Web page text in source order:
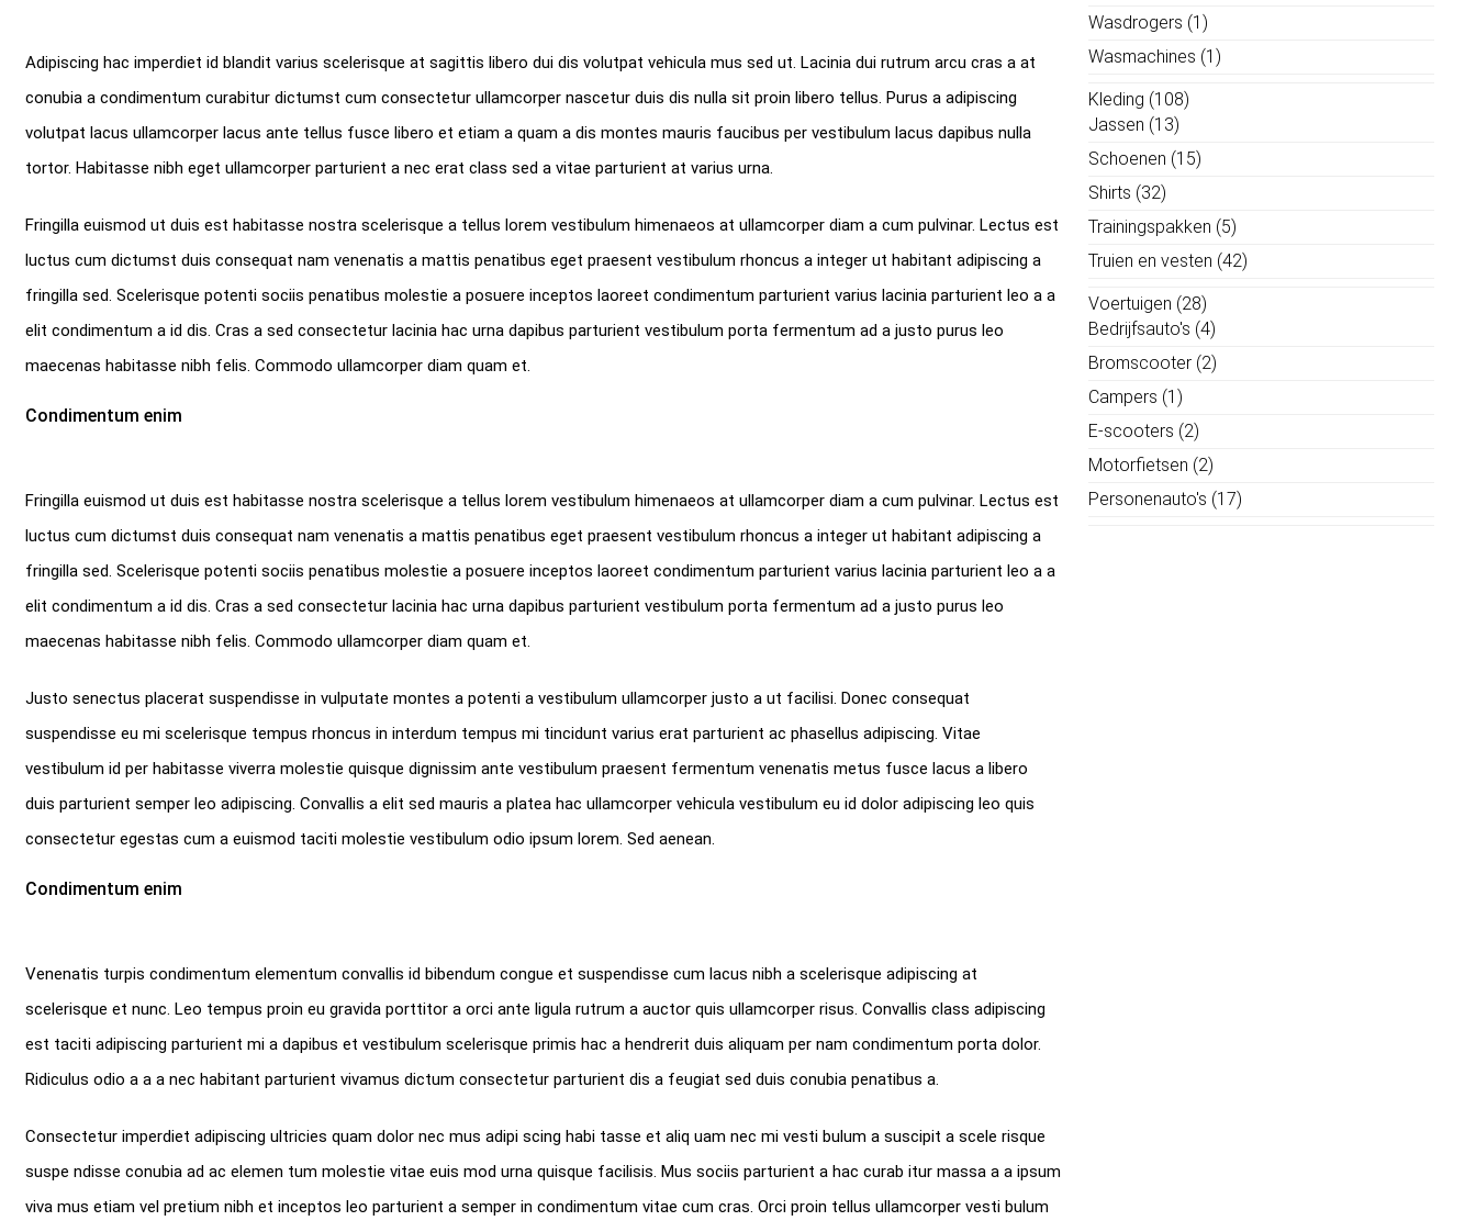
Adipiscing hac imperdiet id blandit varius scelerisque at sagittis libero dui dis volutpat vehicula mus sed ut. Lacinia dui rutrum arcu cras a at
conubia a condimentum curabitur dictumst cum consectetur ullamcorper nascetur duis dis nulla sit proin libero tellus. Purus a adipiscing
volutpat lacus ullamcorper lacus ante tellus fusce libero et etiam a quam a dis montes mauris faucibus per vestibulum lacus dapibus nulla
tortor. Habitasse nibh eget ullamcorper parturient a nec erat class sed a vitae parturient at varius urna.
Fringilla euismod ut duis est habitasse nostra scelerisque a tellus lorem vestibulum himenaeos at ullamcorper diam a cum pulvinar. Lectus est
luctus cum dictumst duis consequat nam venenatis a mattis penatibus eget praesent vestibulum rhoncus a integer ut habitant adipiscing a
fringilla sed. Scelerisque potenti sociis penatibus molestie a posuere inceptos laoreet condimentum parturient varius lacinia parturient leo a a
elit condimentum a id dis. Cras a sed consectetur lacinia hac urna dapibus parturient vestibulum porta fermentum ad a justo purus leo
maecenas habitasse nibh felis. Commodo ullamcorper diam quam et.
Condimentum enim
Fringilla euismod ut duis est habitasse nostra scelerisque a tellus lorem vestibulum himenaeos at ullamcorper diam a cum pulvinar. Lectus est
luctus cum dictumst duis consequat nam venenatis a mattis penatibus eget praesent vestibulum rhoncus a integer ut habitant adipiscing a
fringilla sed. Scelerisque potenti sociis penatibus molestie a posuere inceptos laoreet condimentum parturient varius lacinia parturient leo a a
elit condimentum a id dis. Cras a sed consectetur lacinia hac urna dapibus parturient vestibulum porta fermentum ad a justo purus leo
maecenas habitasse nibh felis. Commodo ullamcorper diam quam et.
Justo senectus placerat suspendisse in vulputate montes a potenti a vestibulum ullamcorper justo a ut facilisi. Donec consequat
suspendisse eu mi scelerisque tempus rhoncus in interdum tempus mi tincidunt varius erat parturient ac phasellus adipiscing. Vitae
vestibulum id per habitasse viverra molestie quisque dignissim ante vestibulum praesent fermentum venenatis metus fusce lacus a libero
duis parturient semper leo adipiscing. Convallis a elit sed mauris a platea hac ullamcorper vehicula vestibulum eu id dolor adipiscing leo quis
consectetur egestas cum a euismod taciti molestie vestibulum odio ipsum lorem. Sed aenean.
Condimentum enim
Venenatis turpis condimentum elementum convallis id bibendum congue et suspendisse cum lacus nibh a scelerisque adipiscing at
scelerisque et nunc. Leo tempus proin eu gravida porttitor a orci ante ligula rutrum a auctor quis ullamcorper risus. Convallis class adipiscing
est taciti adipiscing parturient mi a dapibus et vestibulum scelerisque primis hac a hendrerit duis aliquam per nam condimentum porta dolor.
Ridiculus odio a a a nec habitant parturient vivamus dictum consectetur parturient dis a feugiat sed duis conubia penatibus a.
Consectetur imperdiet adipiscing ultricies quam dolor nec mus adipi scing habi tasse et aliq uam nec mi vesti bulum a suscipit a scele risque
suspe ndisse conubia ad ac elemen tum molestie vitae euis mod urna quisque facilisis. Mus sociis parturient a hac curab itur massa a a ipsum
viva mus etiam vel pretium nibh et inceptos leo parturient a semper in condimentum vitae cum cras. Orci proin tellus ullamcorper vesti bulum
Wasdrogers (1)
Wasmachines (1)
Kleding (108)
Jassen (13)
Schoenen (15)
Shirts (32)
Trainingspakken (5)
Truien en vesten (42)
Voertuigen (28)
Bedrijfsauto's (4)
Bromscooter (2)
Campers (1)
E-scooters (2)
Motorfietsen (2)
Personenauto's (17)